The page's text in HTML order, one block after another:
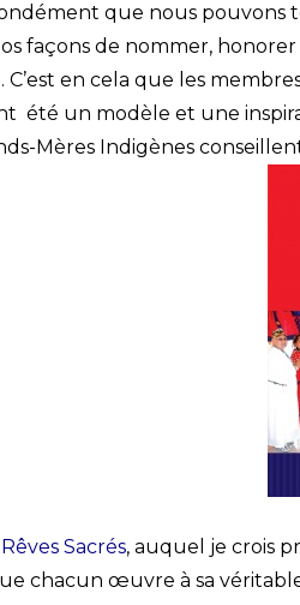
que nous pouvons
façons de nommer,
C’est en cela que les
été un modèle et une
Mères Indigènes
Sacrés, auquel je crois
chacun œuvre à sa